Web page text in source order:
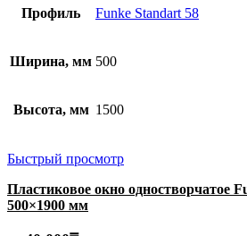
Профиль Funke Standart 58
Ширина, мм 500
Высота, мм 1500
Быстрый просмотр
Пластиковое окно одностворчатое
500×1900 мм